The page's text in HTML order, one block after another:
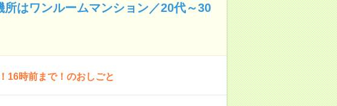
はワンルームマンション／20代～30
16時前まで！のおしごと